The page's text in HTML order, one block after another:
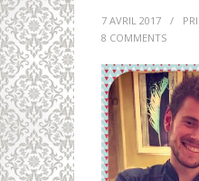
7 AVRIL 2017 /
8 COMMENTS